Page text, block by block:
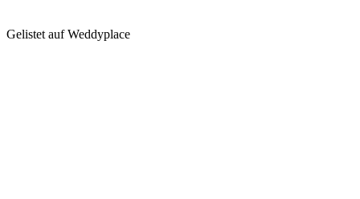
Gelistet auf Weddyplace